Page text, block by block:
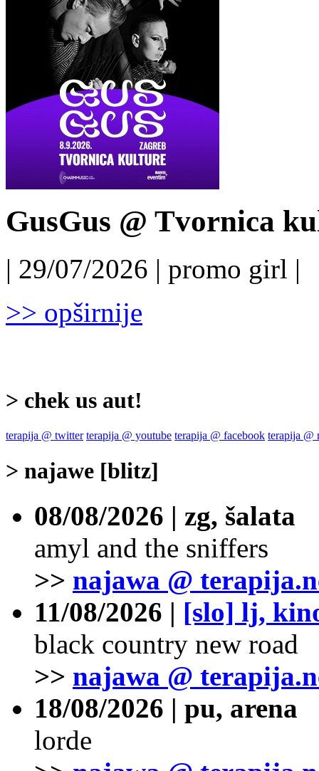
GusGus @ Tvornica
| 29/07/2026 | promo girl |
>> opširnije
> chek us aut!
terapija @ twitter terapija @ youtube terapija @ facebook terapija @
> najawe [blitz]
08/08/2026 | zg, šalata
amyl and the sniffers
>> najawa @
11/08/2026 | [slo] lj,
black country new road
>> najawa @
18/08/2026 | pu, arena
lorde